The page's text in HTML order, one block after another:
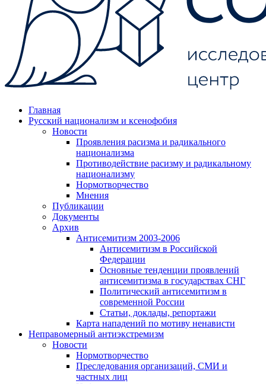
Главная
Русский национализм и ксенофобия
Новости
Проявления расизма и радикального
национализма
Противодействие расизму и радикальному
национализму
Нормотворчество
Мнения
Публикации
Документы
Архив
Антисемитизм 2003-2006
Антисемитизм в Российской
Федерации
Основные тенденции проявлений
антисемитизма в государствах СНГ
Политический антисемитизм в
современной России
Статьи, доклады, репортажи
Карта нападений по мотиву ненависти
Неправомерный антиэкстремизм
Новости
Нормотворчество
Преследования организаций, СМИ и
частных лиц